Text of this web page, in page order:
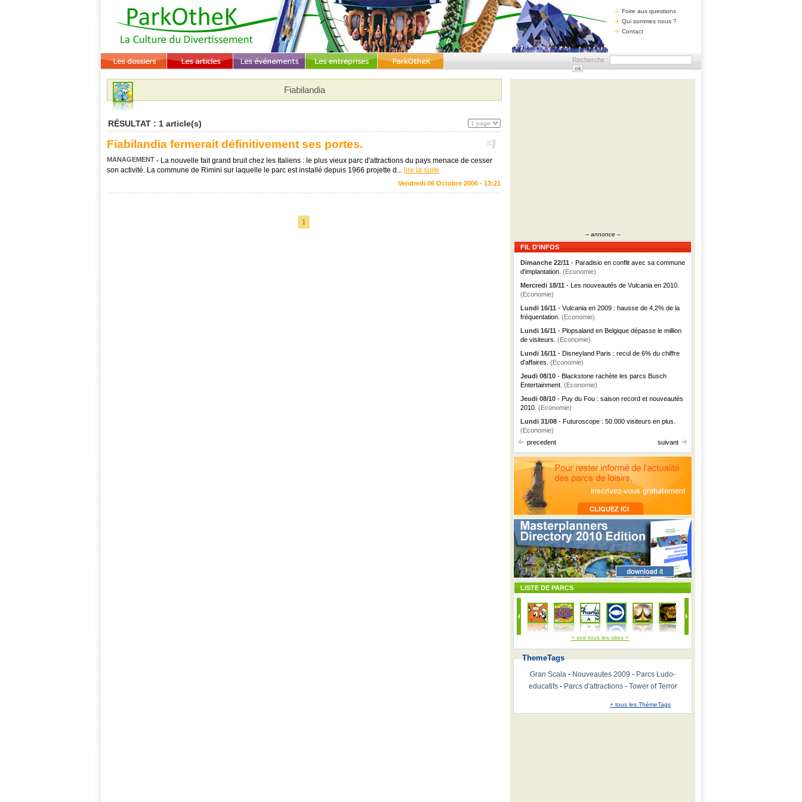
Foire aux questions
Qui sommes nous ?
Contact
Recherche :
Fiabilandia
RÉSULTAT : 1 article(s)
Fiabilandia fermerait définitivement ses portes.
MANAGEMENT - La nouvelle fait grand bruit chez les Italiens : le plus vieux parc d'attractions du pays menace de cesser
son activité. La commune de Rimini sur laquelle le parc est installé depuis 1966 projette d... lire la suite
Vendredi 06 Octobre 2006 - 13:21
1
-- annonce --
FIL D'INFOS
Dimanche 22/11 - Paradisio en conflit avec sa commune
d'implantation. (Economie)
Mercredi 18/11 - Les nouveautés de Vulcania en 2010.
(Economie)
Lundi 16/11 - Vulcania en 2009 : hausse de 4,2% de la
fréquentation. (Economie)
Lundi 16/11 - Plopsaland en Belgique dépasse le million
de visiteurs. (Economie)
Lundi 16/11 - Disneyland Paris : recul de 6% du chiffre
d'affaires. (Economie)
Jeudi 08/10 - Blackstone rachète les parcs Busch
Entertainment. (Economie)
Jeudi 08/10 - Puy du Fou : saison record et nouveautés
2010. (Economie)
Lundi 31/08 - Futuroscope : 50.000 visiteurs en plus.
(Economie)
precedent
suivant
LISTE DE PARCS
> voir tous les sites <
ThemeTags
Gran Scala - Nouveautes 2009 - Parcs Ludo-
educatifs- Parcs d'attractions- Tower of Terror
+ tous les ThèmeTags